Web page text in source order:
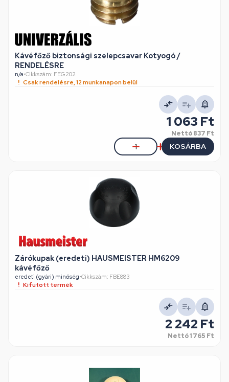
Kávéfőző biztonsági szelepcsavar Kotyogó /
RENDELÉSRE
n/a•Cikkszám: FEG202
Csak rendelésre, 12 munkanapon belül
1 063 Ft
Nettó837 Ft
KOSÁRBA
Zárókupak (eredeti) HAUSMEISTER HM6209
kávéfőző
eredeti (gyári) minőség•Cikkszám: FBE883
Kifutott termék
2 242 Ft
Nettó1 765 Ft